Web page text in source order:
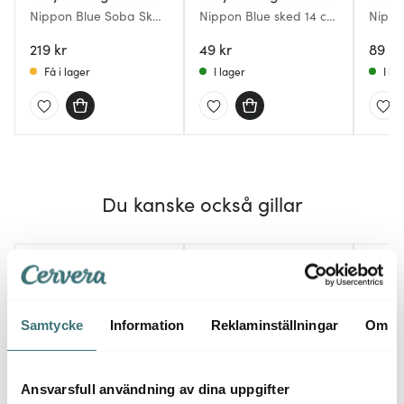
Samtycke Information Reklaminställningar Om
Ansvarsfull användning av dina uppgifter
Nippon Blue Soba Skål
219 kr
Få i lager
Nippon Blue sked 14 cm
49 kr
I lager
89 kr
I
Du kanske också gillar